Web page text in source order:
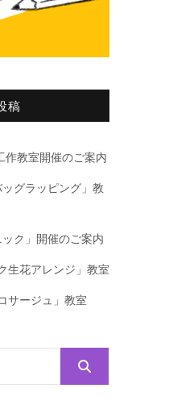
稿
教室開催のご案内
グラッピング」教
ク」開催のご案内
生花アレンジ」教室
サージュ」教室